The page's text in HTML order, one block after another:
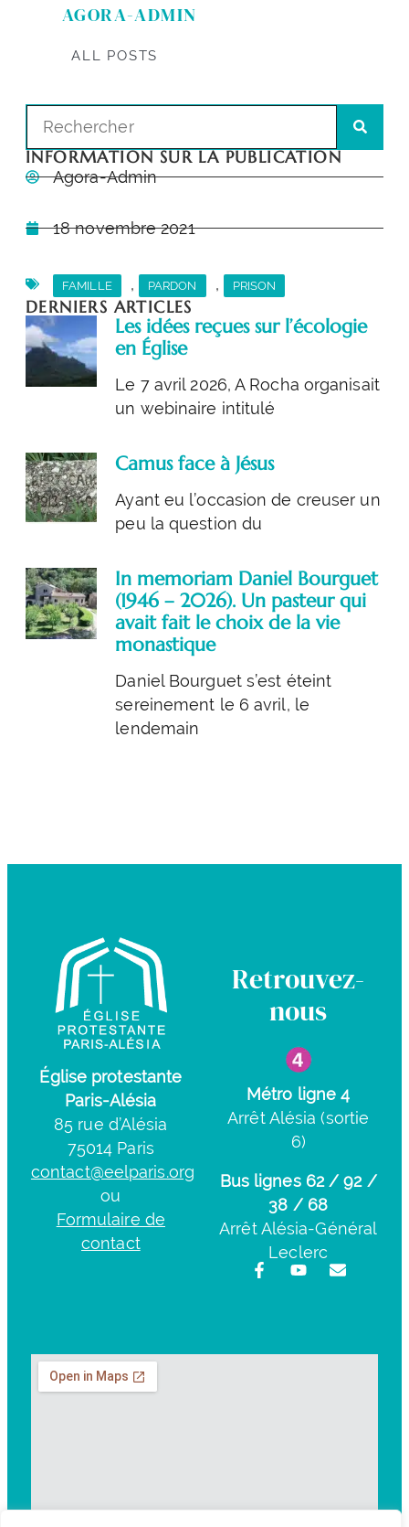
AGORA-ADMIN
ALL POSTS
INFORMATION SUR LA PUBLICATION
Agora-Admin
18 novembre 2021
FAMILLE , PARDON , PRISON
DERNIERS ARTICLES
Les idées reçues sur l’écologie
en Église
Le 7 avril 2026, A Rocha organisait
un webinaire intitulé
Camus face à Jésus
Ayant eu l’occasion de creuser un
peu la question du
In memoriam Daniel Bourguet
(1946 – 2026). Un pasteur qui
avait fait le choix de la vie
monastique
Daniel Bourguet s’est éteint
sereinement le 6 avril, le
lendemain
Église protestante
Paris-Alésia
85 rue d’Alésia
75014 Paris
contact@eelparis.org
ou
Formulaire de
contact
Retrouvez-
nous
Métro ligne 4
Arrêt Alésia (sortie
6)
Bus lignes 62 / 92 /
38 / 68
Arrêt Alésia-Général
Leclerc